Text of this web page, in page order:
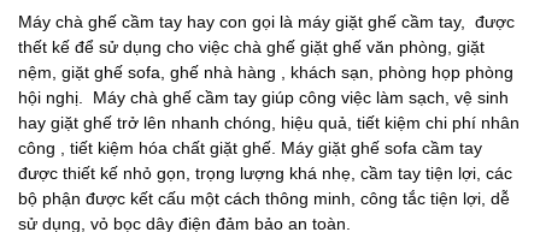
Máy chà ghế cầm tay hay con gọi là máy giặt ghế cầm tay, được
thết kế để sử dụng cho việc chà ghế giặt ghế văn phòng, giặt
nệm, giặt ghế sofa, ghế nhà hàng , khách sạn, phòng họp phòng
hội nghị. Máy chà ghế cầm tay giúp công việc làm sạch, vệ sinh
hay giặt ghế trở lên nhanh chóng, hiệu quả, tiết kiệm chi phí nhân
công , tiết kiệm hóa chất giặt ghế. Máy giặt ghế sofa cầm tay
được thiết kế nhỏ gọn, trọng lượng khá nhẹ, cầm tay tiện lợi, các
bộ phận được kết cấu một cách thông minh, công tắc tiện lợi, dễ
sử dụng, vỏ bọc dây điện đảm bảo an toàn.